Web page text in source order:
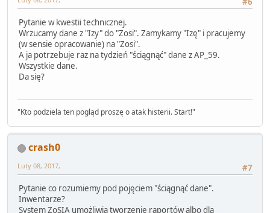
Pytanie w kwestii technicznej.
Wrzucamy dane z "Izy" do "Zosi". Zamykamy "Izę" i pracujemy
(w sensie opracowanie) na "Zosi".
A ja potrzebuje raz na tydzień "ściągnąć" dane z AP_59.
Wszystkie dane.
Da się?
"Kto podziela ten pogląd proszę o atak histerii. Start!"
crash0
#7
Luty 08, 2017,
Pytanie co rozumiemy pod pojęciem "ściągnąć dane".
Inwentarze?
System ZoSIA umożliwia tworzenie raportów albo dla